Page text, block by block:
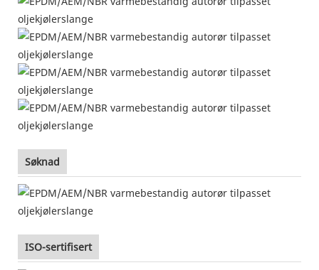
Søknad
ISO-sertifisert